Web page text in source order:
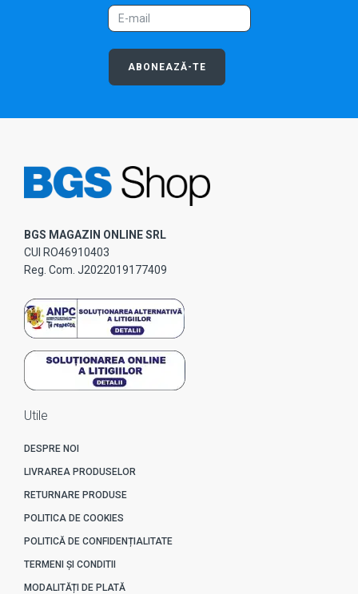
ABONEAZĂ-TE
BGS MAGAZIN ONLINE SRL
CUI RO46910403
Reg. Com. J2022019177409
Utile
DESPRE NOI
LIVRAREA PRODUSELOR
RETURNARE PRODUSE
POLITICA DE COOKIES
POLITICĂ DE CONFIDENȚIALITATE
TERMENI ȘI CONDITII
MODALITĂȚI DE PLATĂ